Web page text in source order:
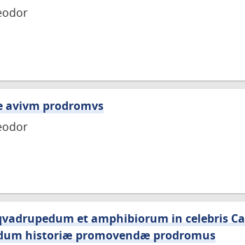
avivm prodromvs
et amphibiorum in celebris
historiæ promovendæ prodromus